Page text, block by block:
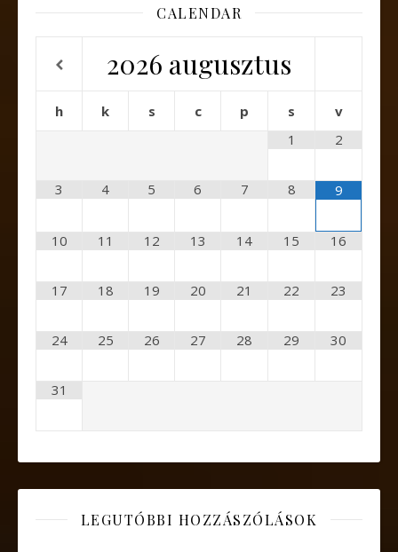
CALENDAR
2026 augusztus
h k s c p s
v
1
2
3 4 5 6 7 8 9
10 11 12 13 14 15 16
17 18 19 20 21 22 23
24 25 26 27 28 29 30
31
LEGUTÓBBI HOZZÁSZÓLÁSOK